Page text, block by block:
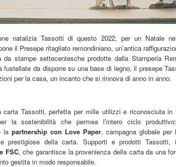
natalizia Tassotti di questo 2022, per un Natale
il Presepe ritagliato remondiniano, un’antica
da stampe settecentesche prodotte dalla Stamperia
fustellate da disporre su una base di legno, il presepe
per la casa, un incanto che si rinnova di anno in anno.
carta Tassotti, perfetta per mille utilizzi e riconosciuta in
la sostenibilità che permea l’intero ciclo
lapartnership con Love Paper, campagna globale per
prestigiose della carta. Supporti e prodotti Tassotti,
FSC, che garantisce la provenienza della carta da una
gestita in modo responsabile.